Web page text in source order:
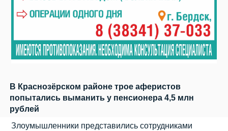
В Краснозёрском районе трое аферистов
попытались выманить у пенсионера 4,5 млн
рублей
Злоумышленники представились сотрудниками